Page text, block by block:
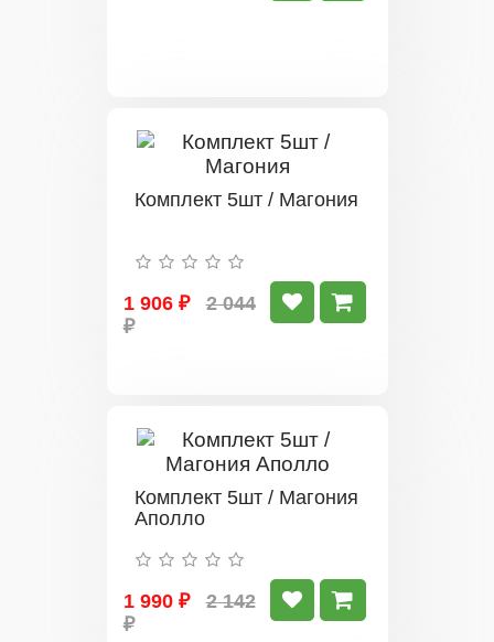
Комплект 5шт / Магония
1 906 ₽
2 044
₽
Комплект 5шт / Магония
Аполло
1 990 ₽
2 142
₽